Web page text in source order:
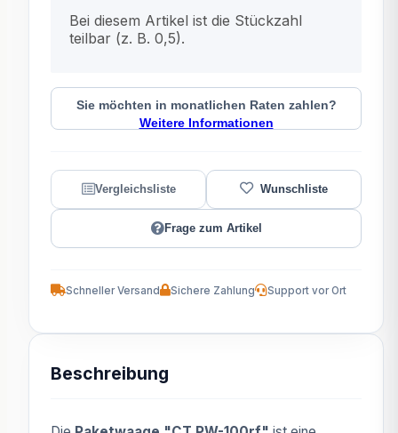
Bei diesem Artikel ist die Stückzahl
teilbar (z. B. 0,5).
Sie möchten in monatlichen Raten zahlen?
Weitere Informationen
Frage zum Artikel
Schneller Versand Sichere Zahlung Support vor Ort
Beschreibung